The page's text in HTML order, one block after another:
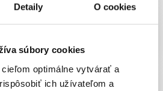
Detaily O cookies
súbory cookies
optimálne vytvárať a
ich užívateľom a